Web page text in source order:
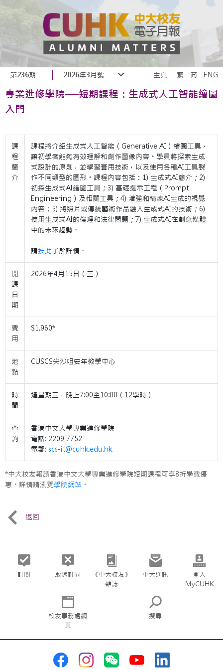
第236期 2026年3月號 主頁 繁 简 ENG
專業進修學院──短期課程：生成式人工智能繪圖
入門
課
程
簡
介
課程將介紹生成式人工智能（Generative AI）繪圖工具，
讓初學者能夠有效理解和創作圖像內容。學員將探索生成
式設計的原則，並學習實用技術，以及使用各種AI工具製
作不同類型的圖形。課程內容包括：1) 生成式AI簡介；2)
初探生成式AI繪圖工具；3) 基礎提示工程（Prompt
Engineering）及相關工具；4) 增強和精煉AI生成的視覺
內容；5) 將照片或傳統藝術作品融入生成式AI的技術；6)
使用生成式AI的倫理和法律問題；7) 生成式AI在創意媒體
中的未來趨勢。
請按此了解詳情。
開
課
日
期
2026年4月15日（三）
費
用
$1,960*
地
點
CUSCS尖沙咀安年教學中心
時
間
逢星期三，晚上7:00至10:00（12學時）
查
詢
香港中文大學專業進修學院
電話: 2209 7752
電郵: scs-it@cuhk.edu.hk
*中大校友報讀香港中文大學專業進修學院短期課程可享8折學費優
惠。詳情請瀏覽學院網站 。
返回
訂閱 取消訂閱
《中大校友》
雜誌
中大通訊
登入
MyCUHK
校友事務處網
頁
搜尋